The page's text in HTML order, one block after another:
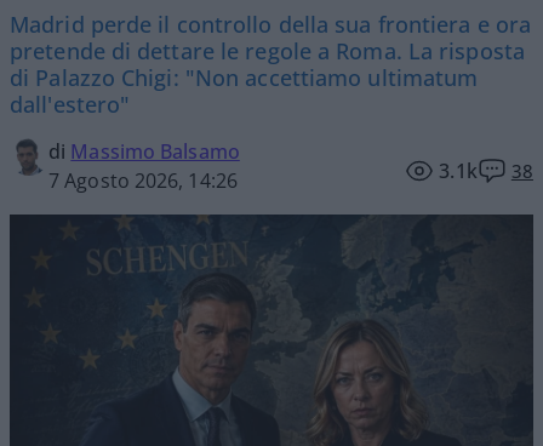
Madrid perde il controllo della sua frontiera e ora
pretende di dettare le regole a Roma. La risposta
di Palazzo Chigi: "Non accettiamo ultimatum
dall'estero"
di Massimo Balsamo
7 Agosto 2026, 14:26
3.1k 38